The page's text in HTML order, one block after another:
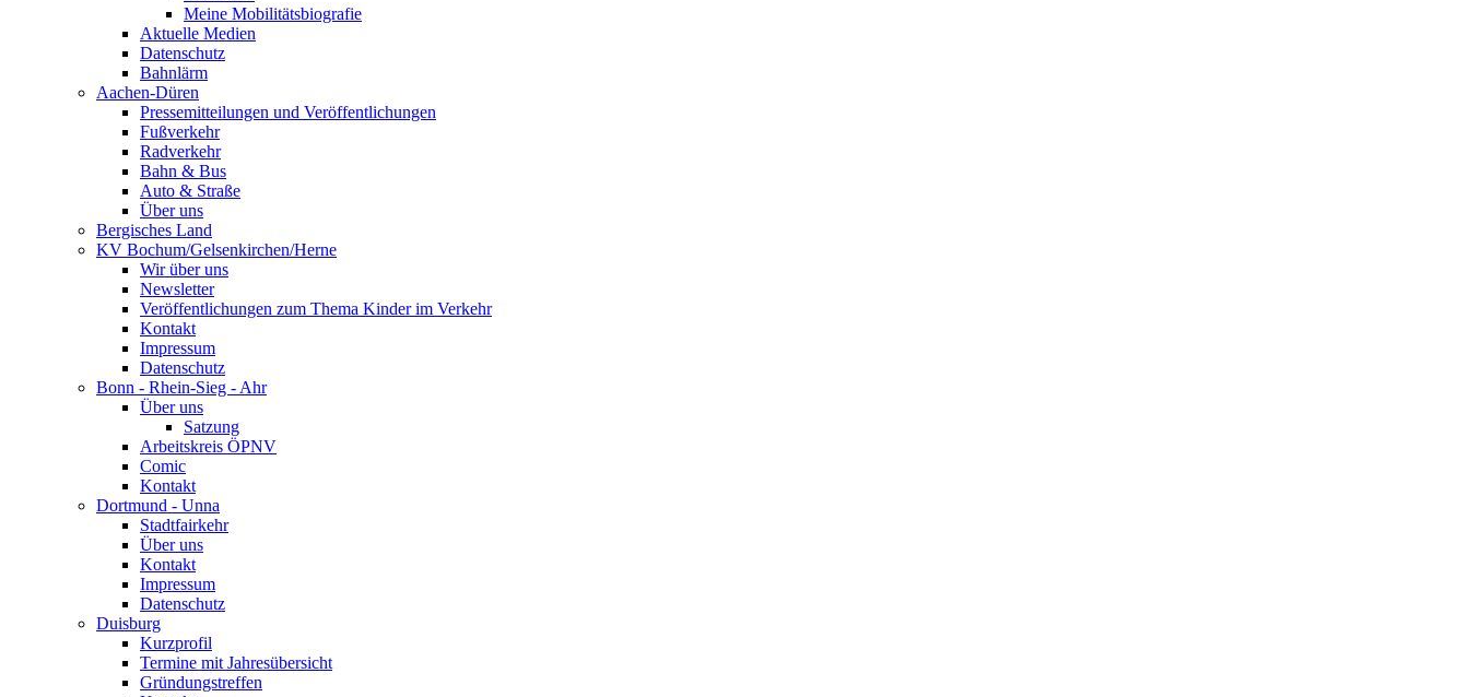
Meine Mobilitätsbiografie
Aktuelle Medien
Datenschutz
Bahnlärm
Aachen-Düren
Pressemitteilungen und Veröffentlichungen
Fußverkehr
Radverkehr
Bahn & Bus
Auto & Straße
Über uns
Bergisches Land
KV Bochum/Gelsenkirchen/Herne
Wir über uns
Newsletter
Veröffentlichungen zum Thema Kinder im Verkehr
Kontakt
Impressum
Datenschutz
Bonn - Rhein-Sieg - Ahr
Über uns
Satzung
Arbeitskreis ÖPNV
Comic
Kontakt
Dortmund - Unna
Stadtfairkehr
Über uns
Kontakt
Impressum
Datenschutz
Duisburg
Kurzprofil
Termine mit Jahresübersicht
Gründungstreffen